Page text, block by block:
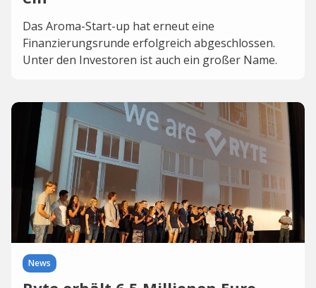
Das Aroma-Start-up hat erneut eine
Finanzierungsrunde erfolgreich abgeschlossen.
Unter den Investoren ist auch ein großer Name.
News